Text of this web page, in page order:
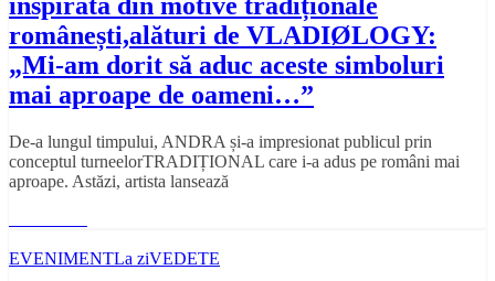
românești,alături de VLADIØLOGY:
„Mi-am dorit să aduc aceste simboluri
mai aproape de oameni…”
De-a lungul timpului, ANDRA și-a impresionat publicul prin
conceptul turneelorTRADIȚIONAL care i-a adus pe români mai
aproape. Astăzi, artista lansează
EVENIMENTLa ziVEDETE